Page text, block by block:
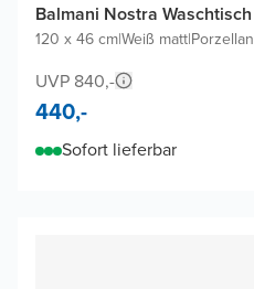
Balmani Nostra Waschtisch
120 x 46 cm|Weiß matt|Porzellan
UVP 840,-
440,-
Sofort lieferbar